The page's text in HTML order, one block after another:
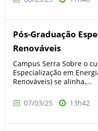
Pós-Graduação
Renováveis
Campus Serra Sobre o
Especialização em
Renováveis) se alinha,...
07/03/25 13h42